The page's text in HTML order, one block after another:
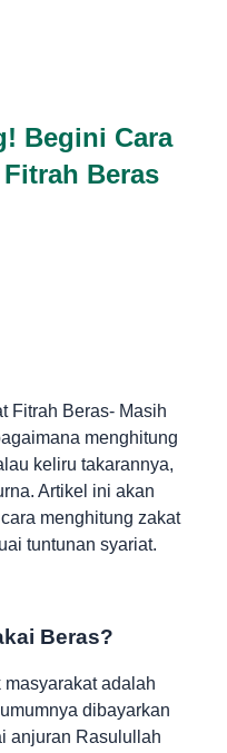
Begini Cara
Beras
Fitrah Beras- Masih
menghitung
keliru takarannya,
Artikel ini akan
menghitung zakat
tuntunan syariat.
Beras?
adalah
dibayarkan
anjuran Rasulullah